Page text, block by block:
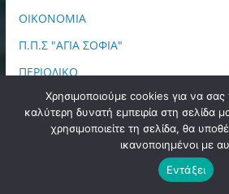
ΟΙΚΟΝΟΜΙΑ
Π.Π.Σ "ΑΓΙΑ ΣΟΦΙΑ"
ΠΕΡΙΟΔΙΚΟ
ΠΕΡΙΦΕΡΕΙΑ ΑΤΤΙΚΗΣ
ΠΕΡΙΦΕΡΕΙΑΚΑ
Χρησιμοποιούμε cookies για να
καλύτερη δυνατή εμπειρία στη σελίδα
χρησιμοποιείτε τη σελίδα, θα
ικανοποιημένοι με
Εντάξει